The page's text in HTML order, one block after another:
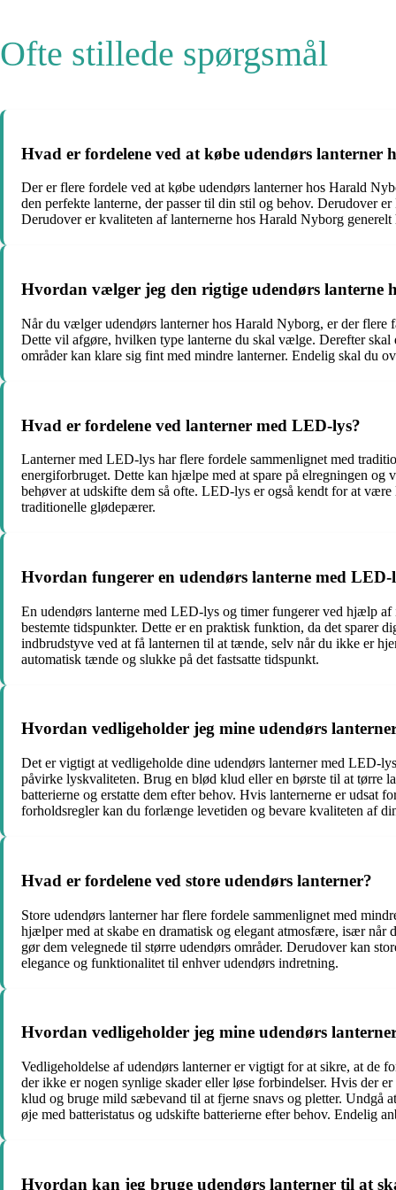
Ofte stillede spørgsmål
Hvad er fordelene ved at købe udendørs lanterner
Der er flere fordele ved at købe udendørs lanterner hos Harald
den perfekte lanterne, der passer til din stil og behov. Derudover
Derudover er kvaliteten af ​​lanternerne hos Harald Nyborg
Hvordan vælger jeg den rigtige udendørs lanterne
Når du vælger udendørs lanterner hos Harald Nyborg, er der
Dette vil afgøre, hvilken type lanterne du skal vælge. Derefter skal
områder kan klare sig fint med mindre lanterner. Endelig skal du
Hvad er fordelene ved lanterner med LED-lys?
Lanterner med LED-lys har flere fordele sammenlignet med
energiforbruget. Dette kan hjælpe med at spare på elregningen
behøver at udskifte dem så ofte. LED-lys er også kendt for at
traditionelle glødepærer.
Hvordan fungerer en udendørs lanterne med LED-
En udendørs lanterne med LED-lys og timer fungerer ved hjælp
bestemte tidspunkter. Dette er en praktisk funktion, da det sparer
indbrudstyve ved at få lanternen til at tænde, selv når du ikke er
automatisk tænde og slukke på det fastsatte tidspunkt.
Hvordan vedligeholder jeg mine udendørs
Det er vigtigt at vedligeholde dine udendørs lanterner med LED-
påvirke lyskvaliteten. Brug en blød klud eller en børste til at tørre
batterierne og erstatte dem efter behov. Hvis lanternerne er udsat
forholdsregler kan du forlænge levetiden og bevare kvaliteten af
Hvad er fordelene ved store udendørs lanterner?
Store udendørs lanterner har flere fordele sammenlignet med
hjælper med at skabe en dramatisk og elegant atmosfære, især når
gør dem velegnede til større udendørs områder. Derudover kan
elegance og funktionalitet til enhver udendørs indretning.
Hvordan vedligeholder jeg mine udendørs
Vedligeholdelse af udendørs lanterner er vigtigt for at sikre, at de
der ikke er nogen synlige skader eller løse forbindelser. Hvis der
klud og bruge mild sæbevand til at fjerne snavs og pletter. Undgå
øje med batteristatus og udskifte batterierne efter behov. Endelig
Hvordan kan jeg bruge udendørs lanterner til at